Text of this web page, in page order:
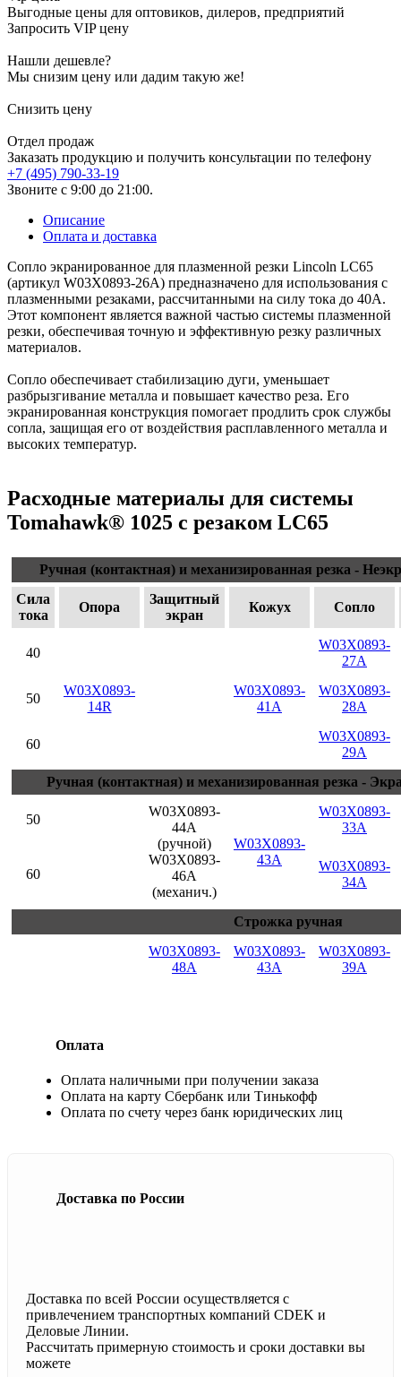
Выгодные цены для оптовиков, дилеров, предприятий
Запросить VIP цену
Нашли дешевле?
Мы снизим цену или дадим такую же!
Снизить цену
Отдел продаж
Заказать продукцию и получить консультации по телефону
+7 (495) 790-33-19
Звоните с 9:00 до 21:00.
Описание
Оплата и доставка
Сопло экранированное для плазменной резки Lincoln LC65
(артикул W03X0893-26A) предназначено для использования с
плазменными резаками, рассчитанными на силу тока до 40А.
Этот компонент является важной частью системы плазменной
резки, обеспечивая точную и эффективную резку различных
материалов.
Сопло обеспечивает стабилизацию дуги, уменьшает
разбрызгивание металла и повышает качество реза. Его
экранированная конструкция помогает продлить срок службы
сопла, защищая его от воздействия расплавленного металла и
высоких температур.
Расходные материалы для системы
Tomahawk® 1025 с резаком LC65
Ручная (контактная) и механизированная резка -
Сила
тока
Опора
Защитный
экран
Кожух Сопло
40
W03X0893-
14R
W03X0893-
41A
W03X0893-
27A
50
W03X0893-
28A
60
W03X0893-
29A
Ручная (контактная) и механизированная резка -
50
W03X0893-
44A
(ручной)
W03X0893-
46A
(механич.)
W03X0893-
43A
W03X0893-
33A
60
W03X0893-
34A
Строжка ручная
W03X0893-
48A
W03X0893-
43A
W03X0893-
39A
Оплата
Оплата наличными при получении заказа
Оплата на карту Сбербанк или Тинькофф
Оплата по счету через банк юридических лиц
Доставка по России
Доставка по всей России осуществляется с
привлечением транспортных компаний CDEK и
Деловые Линии.
Рассчитать примерную стоимость и сроки доставки вы
можете